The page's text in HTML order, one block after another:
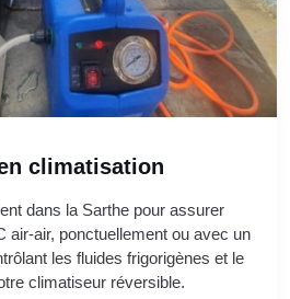
climatisation
dans la Sarthe pour assurer
air-air, ponctuellement ou avec un
les fluides frigorigènes et le
climatiseur réversible.